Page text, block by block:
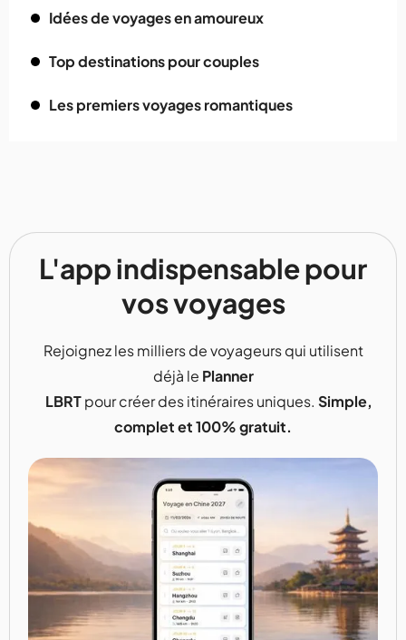
Idées de voyages en amoureux
Top destinations pour couples
Les premiers voyages romantiques
L'app indispensable pour
vos voyages
Rejoignez les milliers de voyageurs qui utilisent
déjà le Planner
LBRTpour créer des itinéraires uniques. Simple,
complet et 100% gratuit.